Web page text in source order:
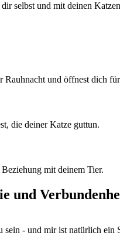
selbst und mit deinen
Rauhnacht und öffnest dich
die deiner Katze guttun.
mit deinem Tier.
und
- und mir ist natürlich ein